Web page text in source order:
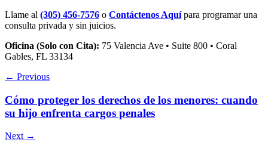
Llame al (305) 456-7576 o Contáctenos Aquípara programar una
consulta privada y sin juicios.
Oficina (Solo con Cita): 75 Valencia Ave • Suite 800 • Coral
Gables, FL 33134
← Previous
Cómo proteger los derechos de los menores: cuando
su hijo enfrenta cargos penales
Next →